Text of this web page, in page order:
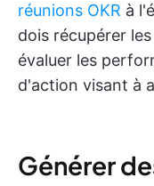
réunions OKR à
dois récupérer
évaluer les
d'action visant à
Générer